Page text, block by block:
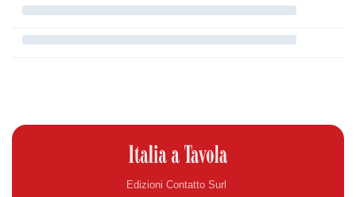
Edizioni Contatto Surl